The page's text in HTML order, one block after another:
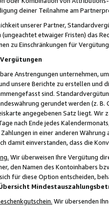
deiner Teilnahme am
unserer Partner,
(ungeachtet etwaiger Fristen) das
zu Einschränkungen für
Anstrengungen unternehmen,
unsere Berichte zu erstellen und
sind.
gerundet werden (z.
angegebenen Satz liegt.
nach Ende jedes
in einer anderen
damit einverstanden, dass die
Wir überweisen Ihre Vergütung
den Namen des Kontoinhabers
für diese Option entscheiden,
Wir übersenden